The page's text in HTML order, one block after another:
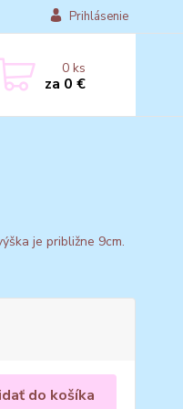
Prihlásenie
0ks
za 0 €
je približne 9cm.
do košíka